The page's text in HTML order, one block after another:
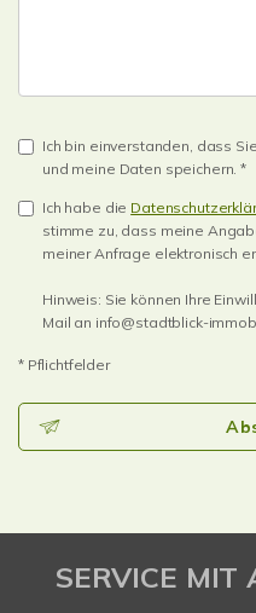
Ich bin einverstanden, dass
und meine Daten speichern. *
Ich habe die
stimme zu, dass meine
meiner Anfrage elektronisch
Hinweis: Sie können Ihre
Mail an info@stadtblick-
* Pflichtfelder
SERVICE MIT